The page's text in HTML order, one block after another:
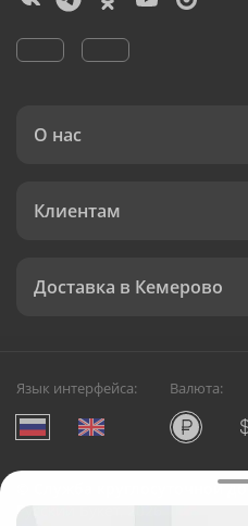
О нас
Клиентам
Доставка в Кемерово
Язык интерфейса: Валюта:
Служба круглосуточной
Русский Букет, 2026